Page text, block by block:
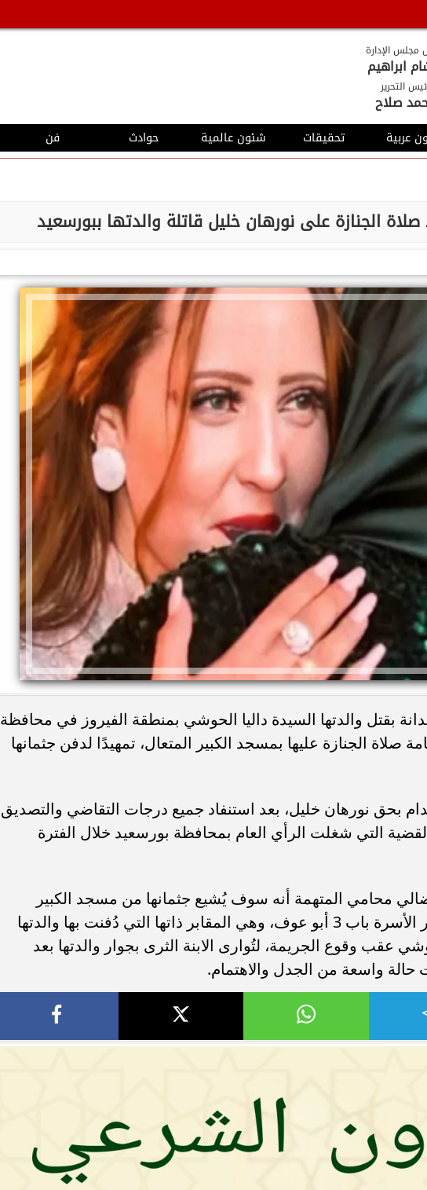
مجلس الإدارة
ابراهيم
التحرير
صلاح
عربية تحقيقات شئون عالمية حوادث فن
الجنازة على نورهان خليل قاتلة والدتها ببورسعيد
بقتل والدتها السيدة داليا الحوشي بمنطقة الفيروز في محافظة
صلاة الجنازة عليها بمسجد الكبير المتعال، تمهيدًا لدفن جثمانها
بحق نورهان خليل، بعد استنفاد جميع درجات التقاضي والتصديق
التي شغلت الرأي العام بمحافظة بورسعيد خلال الفترة
محامي المتهمة أنه سوف يُشيع جثمانها من مسجد الكبير
المتعال إلى مثواه الأخير بمقابر الأسرة باب 3 أبو عوف، وهي المقابر ذاتها التي دُفنت بها والدتها
عقب وقوع الجريمة، لتُوارى الابنة الثرى بجوار والدتها بعد
حالة واسعة من الجدل والاهتمام.
أثناء أداء رسالتها.. وفاة ممرضة